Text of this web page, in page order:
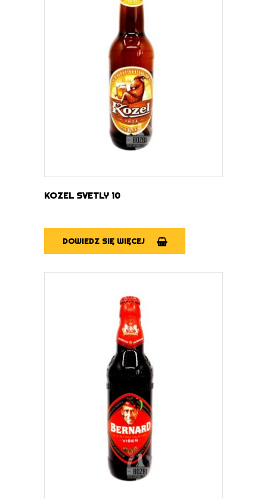
DOWIEDZ SIĘ WIĘCEJ
KOZEL SVETLY 10
DOWIEDZ SIĘ WIĘCEJ
DOWIEDZ SIĘ WIĘCEJ